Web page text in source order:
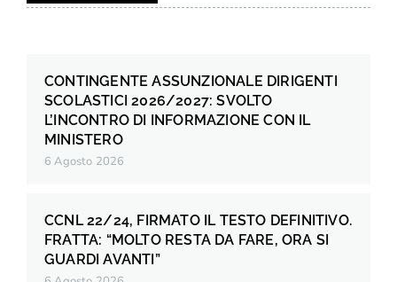
CONTINGENTE ASSUNZIONALE DIRIGENTI
SCOLASTICI 2026/2027: SVOLTO
L’INCONTRO DI INFORMAZIONE CON IL
MINISTERO
6 Agosto 2026
CCNL 22/24, FIRMATO IL TESTO DEFINITIVO.
FRATTA: “MOLTO RESTA DA FARE, ORA SI
GUARDI AVANTI”